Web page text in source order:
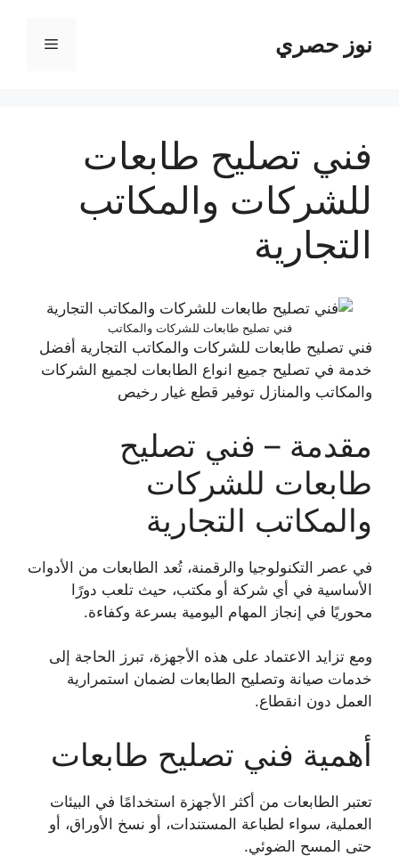
المحتوىنوز حصري القائمة
فني تصليح طابعات
للشركات والمكاتب
التجارية
فني تصليح طابعات للشركات والمكاتب
فني تصليح طابعات للشركات والمكاتب التجارية أفضل
خدمة في تصليح جميع انواع الطابعات لجميع الشركات
والمكاتب والمنازل توفير قطع غيار رخيص
مقدمة – فني تصليح
طابعات للشركات
والمكاتب التجارية
في عصر التكنولوجيا والرقمنة، تُعد الطابعات من الأدوات
الأساسية في أي شركة أو مكتب، حيث تلعب دورًا
محوريًا في إنجاز المهام اليومية بسرعة وكفاءة.
ومع تزايد الاعتماد على هذه الأجهزة، تبرز الحاجة إلى
خدمات صيانة وتصليح الطابعات لضمان استمرارية
العمل دون انقطاع.
أهمية فني تصليح طابعات
تعتبر الطابعات من أكثر الأجهزة استخدامًا في البيئات
العملية، سواء لطباعة المستندات، أو نسخ الأوراق، أو
حتى المسح الضوئي.